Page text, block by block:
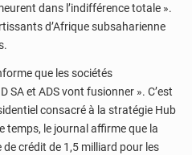
dans l’indifférence totale ».
d’Afrique subsaharienne
que les sociétés
SA et ADS vont fusionner ». C’est
consacré à la stratégie Hub
temps, le journal affirme que la
de crédit de 1,5 milliard pour les